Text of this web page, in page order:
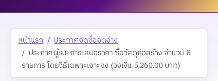
หน้าแรก
ประกาศจัดซื้อจัดจ้าง
ประกาศผู้ชนะการเสนอราคา ซื้อวัสดุก่อสร้าง จำนวน 8
รายการ โดยวิธีเฉพาะเจาะจง (วงเงิน 5,260.00 บาท)